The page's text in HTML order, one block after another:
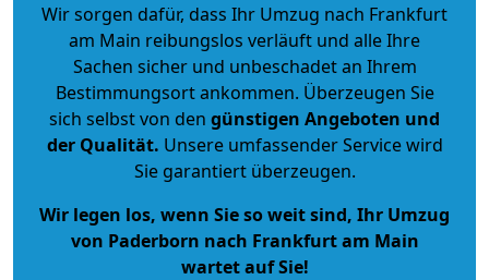
Wir sorgen dafür, dass Ihr Umzug nach Frankfurt
am Main reibungslos verläuft und alle Ihre
Sachen sicher und unbeschadet an Ihrem
Bestimmungsort ankommen. Überzeugen Sie
sich selbst von den günstigen Angeboten und
der Qualität. Unsere umfassender Service wird
Sie garantiert überzeugen.
Wir legen los, wenn Sie so weit sind, Ihr Umzug
von Paderborn nach Frankfurt am Main
wartet auf Sie!